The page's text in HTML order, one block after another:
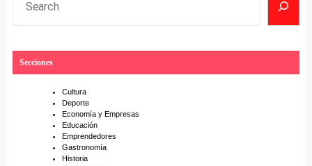
Secciones
Cultura
Deporte
Economía y Empresas
Educación
Emprendedores
Gastronomía
Historia